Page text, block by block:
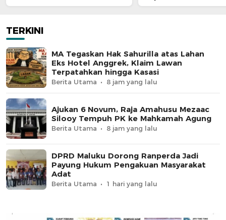
Penentu
TERKINI
MA Tegaskan Hak Sahurilla atas Lahan
Eks Hotel Anggrek, Klaim Lawan
Terpatahkan hingga Kasasi
Berita Utama 8 jam yang lalu
Ajukan 6 Novum, Raja Amahusu Mezaac
Silooy Tempuh PK ke Mahkamah Agung
Berita Utama 8 jam yang lalu
DPRD Maluku Dorong Ranperda Jadi
Payung Hukum Pengakuan Masyarakat
Adat
Berita Utama 1 hari yang lalu